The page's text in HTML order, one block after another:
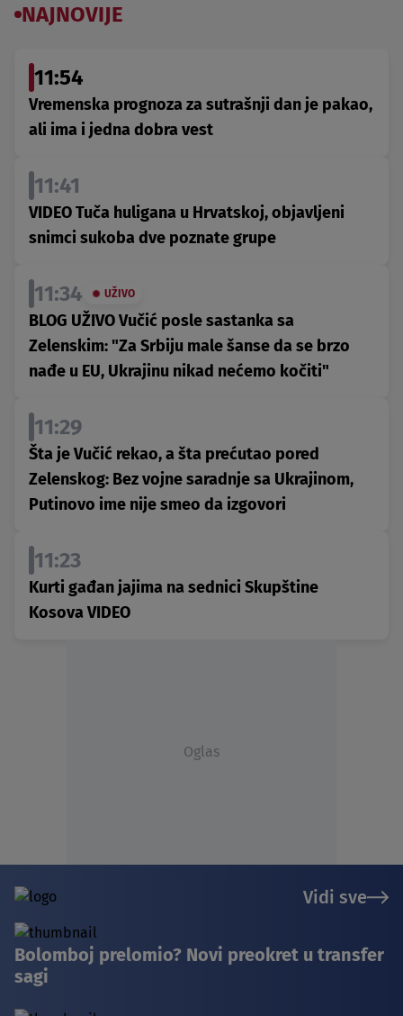
NAJNOVIJE
11:54
Vremenska prognoza za sutrašnji dan je pakao,
ali ima i jedna dobra vest
11:41
VIDEO Tuča huligana u Hrvatskoj, objavljeni
snimci sukoba dve poznate grupe
11:34 UŽIVO
BLOG UŽIVO Vučić posle sastanka sa
Zelenskim: "Za Srbiju male šanse da se brzo
nađe u EU, Ukrajinu nikad nećemo kočiti"
11:29
Šta je Vučić rekao, a šta prećutao pored
Zelenskog: Bez vojne saradnje sa Ukrajinom,
Putinovo ime nije smeo da izgovori
11:23
Kurti gađan jajima na sednici Skupštine
Kosova VIDEO
Oglas
Vidi sve
Bolomboj prelomio? Novi preokret u transfer
sagi